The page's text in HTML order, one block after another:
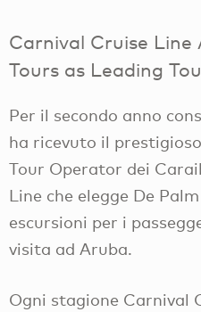
Carnival Cruise Line
Tours as Leading
Per il secondo anno
ha ricevuto il
Tour Operator dei
Line che elegge De
escursioni per i
visita ad Aruba.
Ogni stagione Carnival